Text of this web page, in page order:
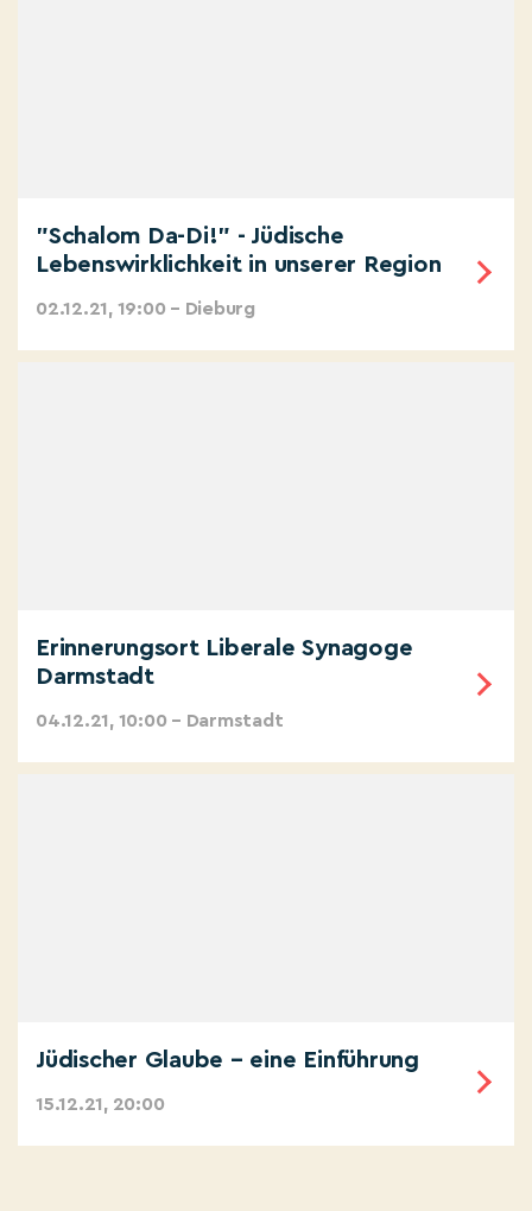
"Schalom Da-Di!" - Jüdische
Lebenswirklichkeit in unserer Region
02.12.21, 19:00 – Dieburg
Erinnerungsort Liberale Synagoge
Darmstadt
04.12.21, 10:00 – Darmstadt
Jüdischer Glaube – eine Einführung
15.12.21, 20:00